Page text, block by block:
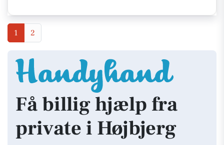
1 2
Få billig hjælp fra
private i Højbjerg